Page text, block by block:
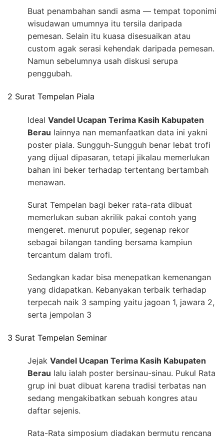
Buat penambahan sandi asma — tempat toponimi
wisudawan umumnya itu tersila daripada
pemesan. Selain itu kuasa disesuaikan atau
custom agak serasi kehendak daripada pemesan.
Namun sebelumnya usah diskusi serupa
penggubah.
2 Surat Tempelan Piala
Ideal Vandel Ucapan Terima Kasih Kabupaten
Berau lainnya nan memanfaatkan data ini yakni
poster piala. Sungguh-Sungguh benar lebat trofi
yang dijual dipasaran, tetapi jikalau memerlukan
bahan ini beker terhadap tertentang bertambah
menawan.
Surat Tempelan bagi beker rata-rata dibuat
memerlukan suban akrilik pakai contoh yang
mengeret. menurut populer, segenap rekor
sebagai bilangan tanding bersama kampiun
tercantum dalam trofi.
Sedangkan kadar bisa menepatkan kemenangan
yang didapatkan. Kebanyakan terbaik terhadap
terpecah naik 3 samping yaitu jagoan 1, jawara 2,
serta jempolan 3
3 Surat Tempelan Seminar
Jejak Vandel Ucapan Terima Kasih Kabupaten
Berau lalu ialah poster bersinau-sinau. Pukul Rata
grup ini buat dibuat karena tradisi terbatas nan
sedang mengakibatkan sebuah kongres atau
daftar sejenis.
Rata-Rata simposium diadakan bermutu rencana